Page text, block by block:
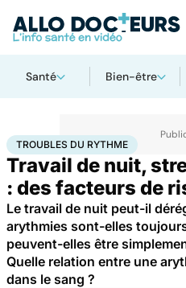
Santé Bien-être
AccueilSantéTroubles du rythme
TROUBLES DU RYTHME
Travail de nuit,
: des facteurs de
Le travail de nuit peut-il
arythmies sont-elles
peuvent-elles être
Quelle relation entre une
dans le sang ?